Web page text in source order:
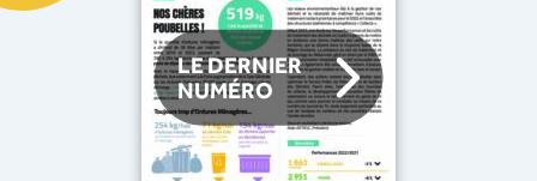
LE DERNIER
NUMÉRO